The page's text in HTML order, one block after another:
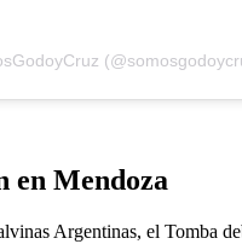
en Mendoza
Argentinas, el Tomba